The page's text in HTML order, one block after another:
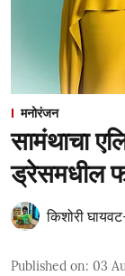
मनोरंजन
सामंथाचा
ड्रेसमधील
किशोरी
Published on: 03